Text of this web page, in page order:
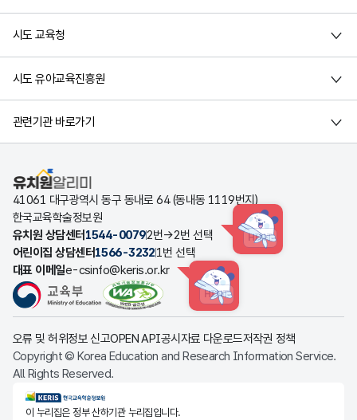
시도 교육청
시도 유아교육진흥원
관련기관 바로가기
유치원알리미
41061 대구광역시 동구 동내로 64 (동내동 1119번지)
한국교육학술정보원
유치원 상담센터 1544-00792번→2번 선택 HINT
어린이집 상담센터1566-32321번 선택
대표 이메일e-csinfo@keris.or.kr
HINT
오류 및 허위정보 신고OPEN API공시자료 다운로드저작권 정책
Copyright © Korea Education and Research Information Service.
All Rights Reserved.
KERIS한국교육학술정보원
이 누리집은 정부 산하기관 누리집입니다.